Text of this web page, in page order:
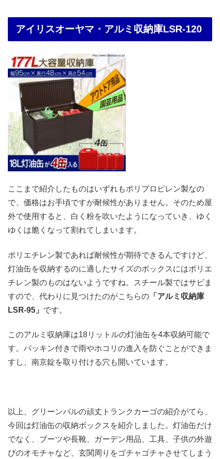
アイリスオーヤマ・アルミ収納庫LSR-120
ここまで紹介したものはいずれもポリプロピレン製なの
で、価格はお手頃ですが耐候性がありません。そのため屋
外で使用すると、白く粉を吹いたようになっていき、ゆく
ゆくは脆くなって割れてしまいます。
ポリエチレン製であれば耐候性が期待できるんですけど、
灯油缶を収納するのに適したサイズのボックスにはポリエ
チレン製のものはないようですね。スチール製ではサビま
すので、代わりに見つけたのがこちらの 「アルミ収納庫
LSR-95」 です。
このアルミ収納庫は18リットルの灯油缶を4本収納可能で
す。パッキン付きで雨やホコリの進入を防ぐことができま
すし、南京錠を取り付ける穴も開いています。
以上、グリーンパルの頑丈トランクカーゴの紹介がてら、
今回は灯油缶の収納ボックスを紹介しました。灯油缶だけ
でなく、ブーツや長靴、ガーデン用品、工具、子供の外遊
びのオモチャなど、玄関周りをゴチャゴチャさせてしまう